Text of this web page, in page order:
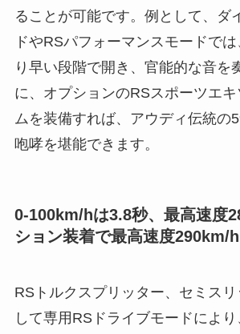
ることが可能です。例として、ダ
ドやRSパフォーマンスモードで
り早い段階で開き、官能的な音を
に、オプションのRSスポーツエ
ムを装備すれば、アウディ伝統の
咆哮を堪能できます。
0-100km/hは3.8秒、最高速度
ション装着で最高速度290km/
RSトルクスプリッター、セミス
して専用RSドライブモードによ